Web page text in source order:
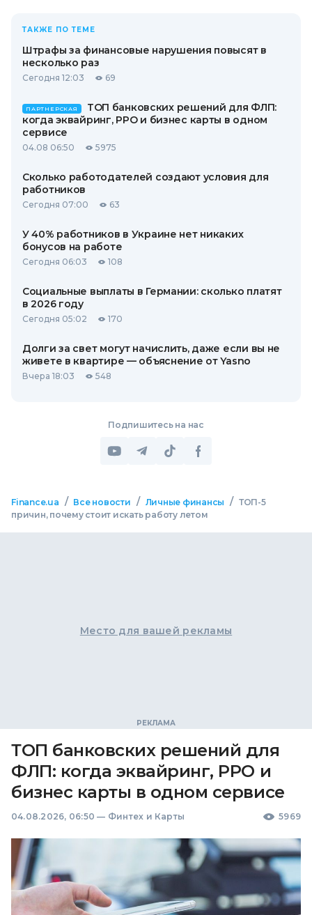
ТАКЖЕ ПО ТЕМЕ
Штрафы за финансовые нарушения повысят в
несколько раз
Сегодня 12:03 69
ПАРТНЕРСКАЯ
ТОП банковских решений для ФЛП:
когда эквайринг, РРО и бизнес карты в одном
сервисе
04.08 06:50 5975
Сколько работодателей создают условия для
работников
Сегодня 07:00 63
У 40% работников в Украине нет никаких
бонусов на работе
Сегодня 06:03 108
Социальные выплаты в Германии: сколько платят
в 2026 году
Сегодня 05:02 170
Долги за свет могут начислить, даже если вы не
живете в квартире — объяснение от Yasno
Вчера 18:03 548
Подпишитесь на нас
Finance.ua / Все новости / Личные финансы / ТОП-5
причин, почему стоит искать работу летом
Место для вашей рекламы
ТОП банковских решений для
ФЛП: когда эквайринг, РРО и
бизнес карты в одном сервисе
04.08.2026, 06:50 — Финтех и Карты 5969